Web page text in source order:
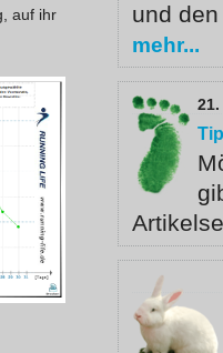
auf ihr
und
mehr...